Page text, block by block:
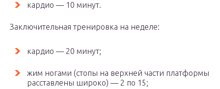
кардио — 10 минут.
Заключительная тренировка на неделе:
кардио — 20 минут;
жим ногами (стопы на верхней части платформы
расставлены широко) — 2 по 15;